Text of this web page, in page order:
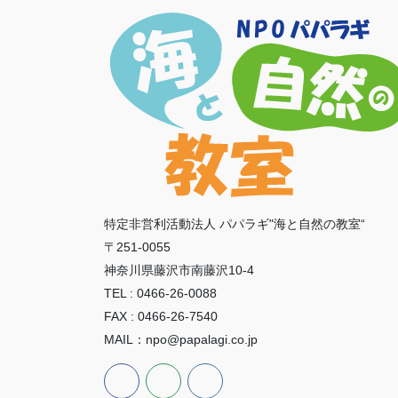
特定非営利活動法人 パパラギ"海と自然の教室“
〒251-0055
神奈川県藤沢市南藤沢10-4
TEL : 0466-26-0088
FAX : 0466-26-7540
MAIL：npo@papalagi.co.jp